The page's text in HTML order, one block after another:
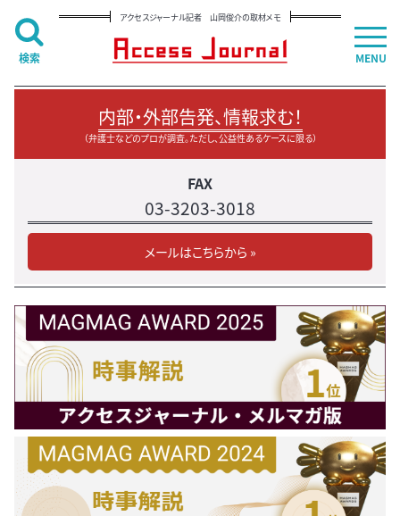
アクセスジャーナル記者 山岡俊介の取材メモ
内部・外部告発、情報求む！
（弁護士などのプロが調査。ただし、公益性あるケースに限る）
FAX
03-3203-3018
メールはこちらから »
MENU
検索